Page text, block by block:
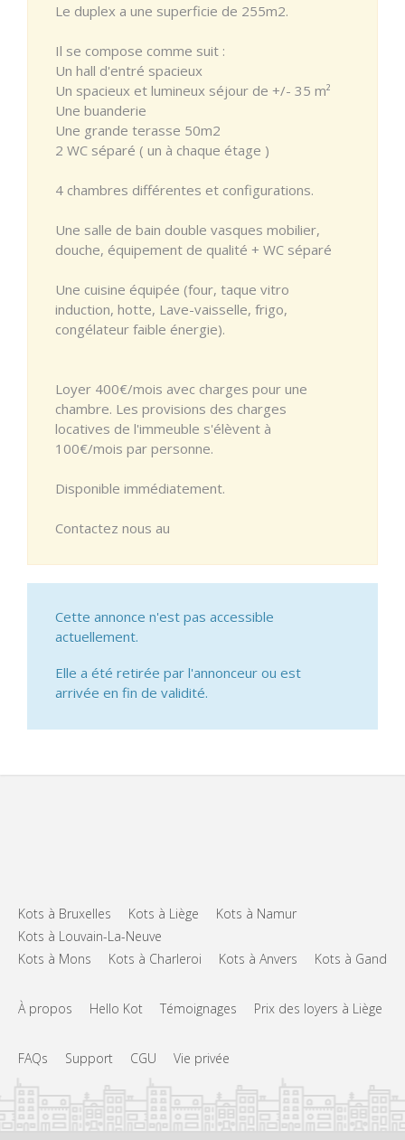
Le duplex a une superficie de 255m2.
Il se compose comme suit :
Un hall d'entré spacieux
Un spacieux et lumineux séjour de +/- 35 m²
Une buanderie
Une grande terasse 50m2
2 WC séparé ( un à chaque étage )
4 chambres différentes et configurations.
Une salle de bain double vasques mobilier,
douche, équipement de qualité + WC séparé
Une cuisine équipée (four, taque vitro
induction, hotte, Lave-vaisselle, frigo,
congélateur faible énergie).
Loyer 400€/mois avec charges pour une
chambre. Les provisions des charges
locatives de l'immeuble s'élèvent à
100€/mois par personne.
Disponible immédiatement.
Contactez nous au
Cette annonce n'est pas accessible
actuellement.
Elle a été retirée par l'annonceur ou est
arrivée en fin de validité.
Kots à Bruxelles Kots à Liège
Kots à Namur
Kots à Louvain-La-Neuve
Kots à Mons
Kots à Charleroi Kots à Anvers Kots à Gand
À propos Hello Kot Témoignages Prix des loyers à Liège
FAQs Support CGU Vie privée